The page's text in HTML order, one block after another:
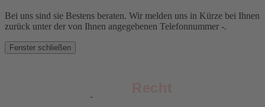
Bei uns sind sie Bestens beraten. Wir melden uns in Kürze bei Ihnen
zurück unter der von Ihnen angegebenen Telefonnummer -.
Fenster schließen
Recht